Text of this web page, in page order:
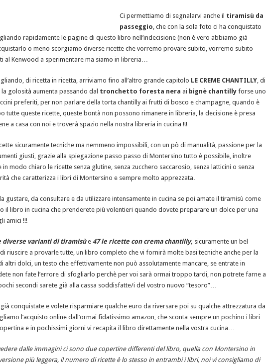
Ci permettiamo di segnalarvi anche il tiramisù da
passeggio , che con la sola foto ci ha conquistato
rapidamente le pagine di questo libro nell’indecisione (non è vero abbiamo già
o meno scorgiamo diverse ricette che vorremo provare subito, vorremo subito
al Kenwood a sperimentare ma siamo in libreria…
di ricetta in ricetta, arriviamo fino all’altro grande capitolo LE CREME CHANTILLY, di
golosità aumenta passando dal tronchetto foresta nera ai bignè chantillyforse uno
preferiti, per non parlare della torta chantilly ai frutti di bosco e champagne, quando è
tutte queste ricette, queste bontà non possono rimanere in libreria, la decisione è presa
a casa con noi e troverà spazio nella nostra libreria in cucina !!!
sicuramente tecniche ma nemmeno impossibili, con un pò di manualità, passione per la
giusti, grazie alla spiegazione passo passo di Montersino tutto è possibile, inoltre
in modo chiaro le ricette senza glutine, senza zucchero saccarosio, senza latticini o senza
che caratterizza i libri di Montersino e sempre molto apprezzata.
gustare, da consultare e da utilizzare intensamente in cucina se poi amate il tiramisù come
il libro in cucina che prenderete più volentieri quando dovete preparare un dolce per una
amici !!!
diverse varianti di tiramisùe 47 le ricette con crema chantilly, sicuramente un bel
riuscire a provarle tutte, un libro completo che vi fornirà molte basi tecniche anche per la
altri dolci, un testo che effettivamente non può assolutamente mancare, se entrate in
non fate l’errore di sfogliarlo perchè per voi sarà ormai troppo tardi, non potrete farne a
secondi sarete già alla cassa soddisfatte/i del vostro nuovo “tesoro”…
già conquistate e volete risparmiare qualche euro da riversare poi su qualche attrezzatura da
l’acquisto online dall’ormai fidatissimo amazon, che sconta sempre un pochino i libri
e in pochissimi giorni vi recapita il libro direttamente nella vostra cucina…
dalle immagini ci sono due copertine differenti del libro, quella con Montersino in
più leggera, il numero di ricette è lo stesso in entrambi i libri, noi vi consigliamo di